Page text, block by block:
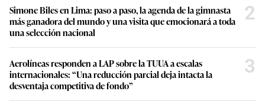
Simone Biles en Lima: paso a paso, la agenda de la gimnasta
más ganadora del mundo y una visita que emocionará a toda
una selección nacional
2
Aerolíneas responden a LAP sobre la TUUA a escalas
internacionales: “Una reducción parcial deja intacta la
desventaja competitiva de fondo”
3